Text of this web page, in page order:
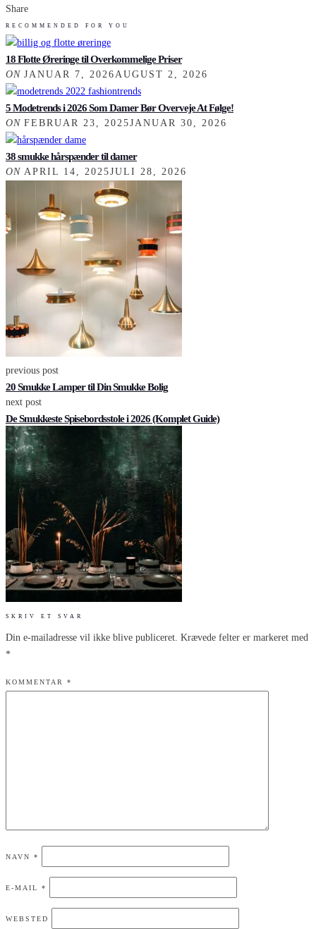
Share
RECOMMENDED FOR YOU
18 Flotte Øreringe til Overkommelige Priser
ON JANUAR 7, 2026AUGUST 2, 2026
5 Modetrends i 2026 Som Damer Bør Overveje At Følge!
ON FEBRUAR 23, 2025JANUAR 30, 2026
38 smukke hårspænder til damer
ON APRIL 14, 2025JULI 28, 2026
previous post
20 Smukke Lamper til Din Smukke Bolig
next post
De Smukkeste Spisebordsstole i 2026 (Komplet Guide)
SKRIV ET SVAR
Din e-mailadresse vil ikke blive publiceret. Krævede felter er markeret med
*
KOMMENTAR *
NAVN *
E-MAIL *
WEBSTED